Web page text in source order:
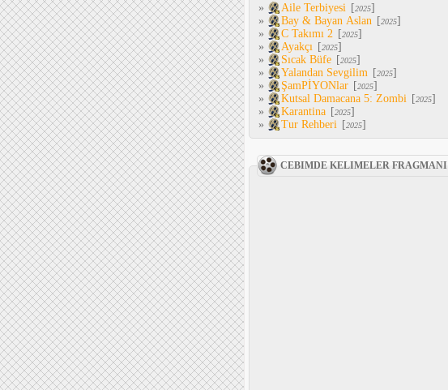
»
Aile Terbiyesi [2025]
»
Bay & Bayan Aslan [2025]
»
C Takımı 2 [2025]
»
Ayakçı [2025]
»
Sıcak Büfe [2025]
»
Yalandan Sevgilim [2025]
»
ŞamPİYONlar [2025]
»
Kutsal Damacana 5: Zombi [2025]
»
Karantina [2025]
»
Tur Rehberi [2025]
CEBIMDE KELIMELER FRAGMANI